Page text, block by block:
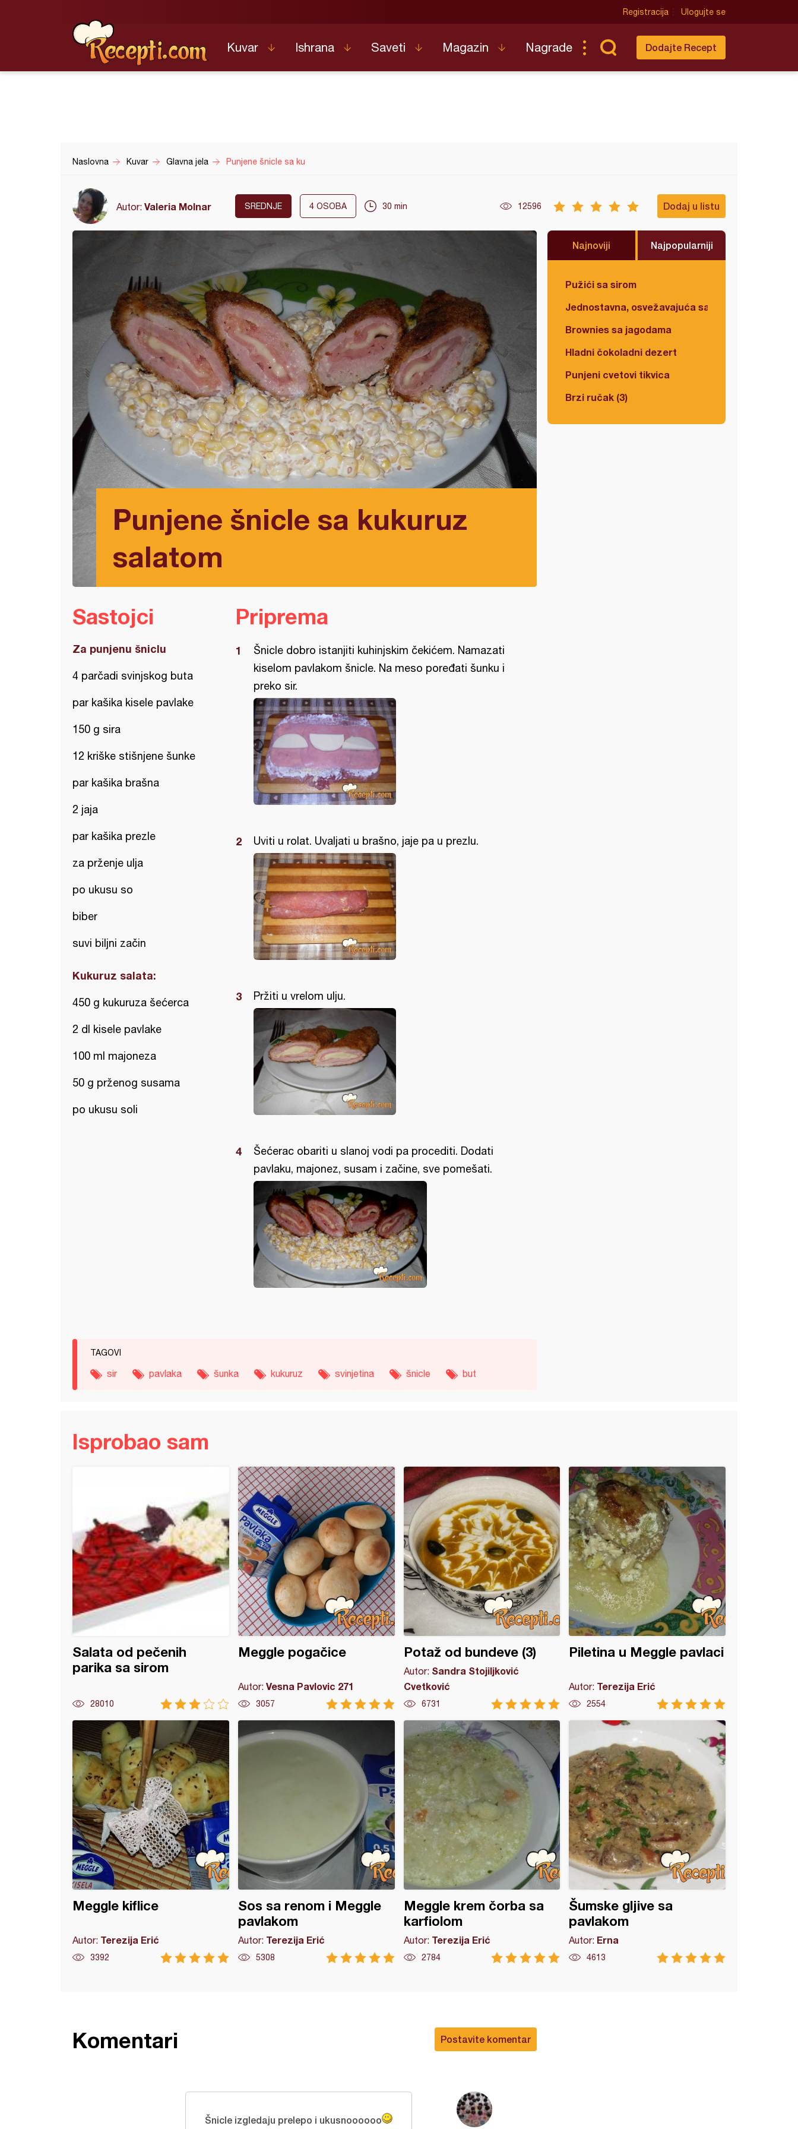
Registracija Ulogujte se
Kuvar Ishrana Saveti Magazin Nagrade Dodajte Recept
Naslovna Kuvar Glavna jela Punjene šnicle sa ku
Autor: Valeria Molnar SREDNJE 4 OSOBA 30 min 12596 Dodaj u listu
Punjene šnicle sa kukuruz
salatom
Najnoviji Najpopularniji
Pužići sa sirom
Jednostavna, osvežavajuća salata
Brownies sa jagodama
Hladni čokoladni dezert
Punjeni cvetovi tikvica
Brzi ručak (3)
Sastojci
Za punjenu šniclu
4 parčadi svinjskog buta
par kašika kisele pavlake
150 g sira
12 kriške stišnjene šunke
par kašika brašna
2 jaja
par kašika prezle
za prženje ulja
po ukusu so
biber
suvi biljni začin
Kukuruz salata:
450 g kukuruza šećerca
2 dl kisele pavlake
100 ml majoneza
50 g prženog susama
po ukusu soli
Priprema
Šnicle dobro istanjiti kuhinjskim čekićem. Namazati
kiselom pavlakom šnicle. Na meso poređati šunku i
preko sir.
Uviti u rolat. Uvaljati u brašno, jaje pa u prezlu.
Pržiti u vrelom ulju.
Šećerac obariti u slanoj vodi pa procediti. Dodati
pavlaku, majonez, susam i začine, sve pomešati.
TAGOVI
sir pavlaka šunka kukuruz svinjetina šnicle but
Isprobao sam
Salata od pečenih
parika sa sirom
28010
Meggle pogačice
Autor: Vesna Pavlovic 271
3057
Potaž od bundeve (3)
Autor: Sandra Stojiljković
Cvetković
6731
Piletina u Meggle pavlaci
Autor: Terezija Erić
2554
Meggle kiflice
Autor: Terezija Erić
3392
Sos sa renom i Meggle
pavlakom
Autor: Terezija Erić
5308
Meggle krem čorba sa
karfiolom
Autor: Terezija Erić
2784
Šumske gljive sa
pavlakom
Autor: Erna
4613
gljive sa pavlakom
Postavite komentar
Komentari
Šnicle izgledaju prelepo i ukusnoooooo